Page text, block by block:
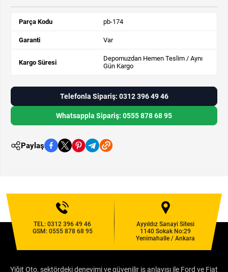
Parça Kodu pb-174
Garanti Var
Kargo Süresi
Depomuzdan Hemen Teslim / Aynı
Gün Kargo
Telefonla Sipariş: 0312 396 49 46
Whatsappla Sipariş: 0555 878 68 95
Paylaş
TEL:0312 396 49 46
GSM: 0555 878 68 95
Ayyıldız Sanayi Sitesi
1140 Sokak No:29
Yenimahalle / Ankara
Yiğit Oto, sektördeki deneyimi ve güvenilir iş anlayışı ile Ford ve Fiat